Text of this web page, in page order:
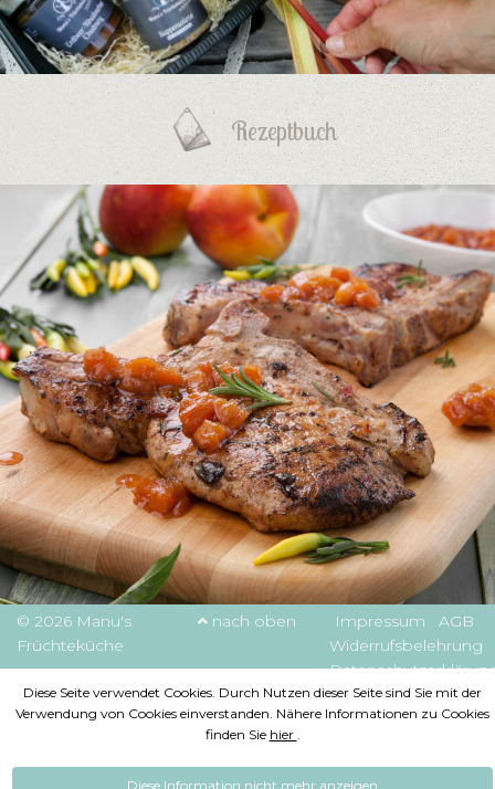
Rezeptbuch
© 2026 Manu's
Früchteküche
nach oben Impressum
AGB
Widerrufsbelehrung
Diese Seite verwendet Cookies. Durch Nutzen dieser Seite sind Sie mit der
Verwendung von Cookies einverstanden. Nähere Informationen zu Cookies
finden Sie hier .
Diese Information nicht mehr anzeigen